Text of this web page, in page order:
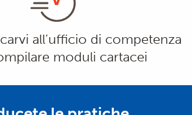
all’ufficio di competenza
moduli cartacei